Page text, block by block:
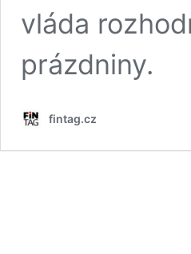
vláda
prázdniny.
fintag.cz